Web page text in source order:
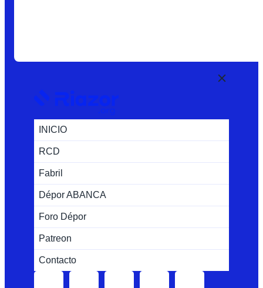
INICIO
RCD
Fabril
Dépor ABANCA
Foro Dépor
Patreon
Contacto